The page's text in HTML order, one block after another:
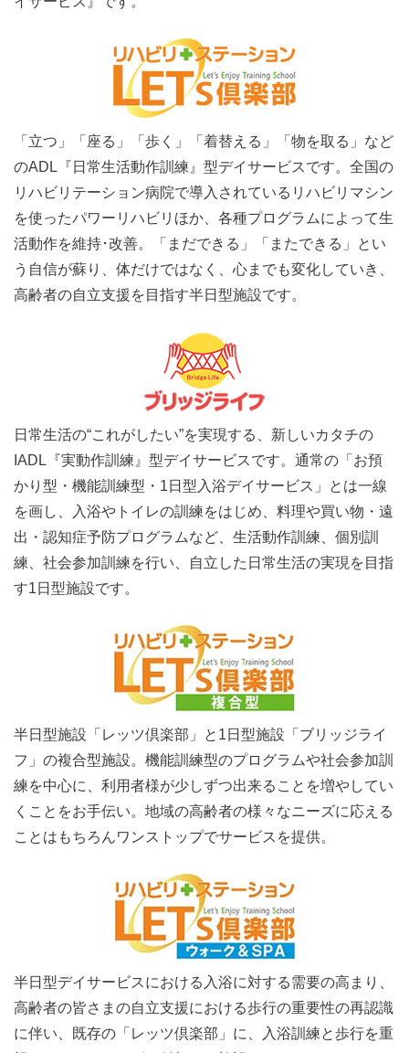
「立つ」「座る」「歩く」「着替える」「物を取る」など
のADL『日常生活動作訓練』型デイサービスです。全国の
リハビリテーション病院で導入されているリハビリマシン
を使ったパワーリハビリほか、各種プログラムによって生
活動作を維持･改善。「まだできる」「またできる」とい
う自信が蘇り、体だけではなく、心までも変化していき、
高齢者の自立支援を目指す半日型施設です。
日常生活の“これがしたい”を実現する、新しいカタチの
IADL『実動作訓練』型デイサービスです。通常の「お預
かり型・機能訓練型・1日型入浴デイサービス」とは一線
を画し、入浴やトイレの訓練をはじめ、料理や買い物・遠
出・認知症予防プログラムなど、生活動作訓練、個別訓
練、社会参加訓練を行い、自立した日常生活の実現を目指
す1日型施設です。
半日型施設「レッツ倶楽部」と1日型施設「ブリッジライ
フ」の複合型施設。機能訓練型のプログラムや社会参加訓
練を中心に、利用者様が少しずつ出来ることを増やしてい
くことをお手伝い。地域の高齢者の様々なニーズに応える
ことはもちろんワンストップでサービスを提供。
半日型デイサービスにおける入浴に対する需要の高まり、
高齢者の皆さまの自立支援における歩行の重要性の再認識
に伴い、既存の「レッツ倶楽部」に、入浴訓練と歩行を重